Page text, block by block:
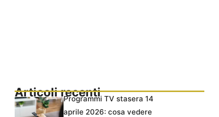
Articoli recentiProgrammi TV stasera 14
aprile 2026: cosa vedere